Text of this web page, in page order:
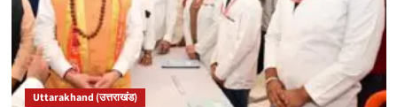
Uttarakhand (उत्तराखंड)